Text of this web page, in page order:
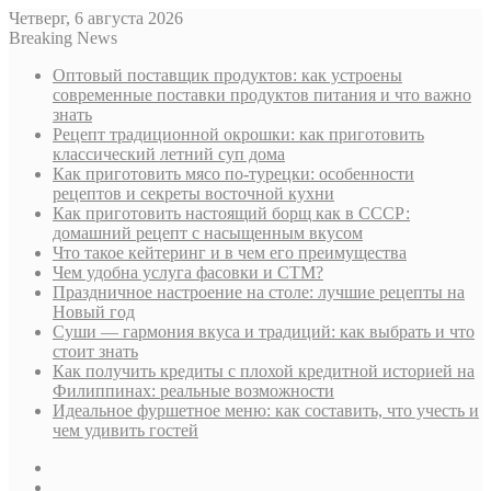
Четверг, 6 августа 2026
Breaking News
Оптовый поставщик продуктов: как устроены
современные поставки продуктов питания и что важно
знать
Рецепт традиционной окрошки: как приготовить
классический летний суп дома
Как приготовить мясо по-турецки: особенности
рецептов и секреты восточной кухни
Как приготовить настоящий борщ как в СССР:
домашний рецепт с насыщенным вкусом
Что такое кейтеринг и в чем его преимущества
Чем удобна услуга фасовки и СТМ?
Праздничное настроение на столе: лучшие рецепты на
Новый год
Суши — гармония вкуса и традиций: как выбрать и что
стоит знать
Как получить кредиты с плохой кредитной историей на
Филиппинах: реальные возможности
Идеальное фуршетное меню: как составить, что учесть и
чем удивить гостей